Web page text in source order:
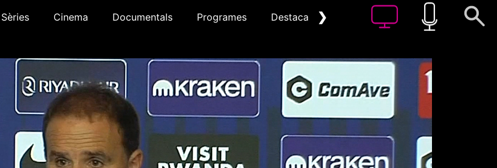
Sèries Cinema Documentals Programes Destacat ❯